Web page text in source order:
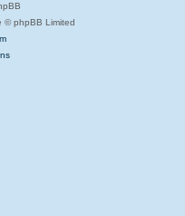
© phpBB Limited